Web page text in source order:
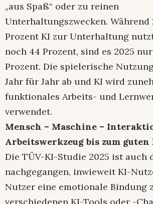
„aus Spaß“ oder zu reinen
Unterhaltungszwecken. Während
Prozent KI zur Unterhaltung
noch 44 Prozent, sind es 2025
Prozent. Die spielerische
Jahr für Jahr ab und KI wird
funktionales Arbeits- und
verwendet.
Mensch – Maschine –
Arbeitswerkzeug bis zum guten
Die TÜV-KI-Studie 2025 ist auch
nachgegangen, inwieweit KI-
Nutzer eine emotionale Bindung